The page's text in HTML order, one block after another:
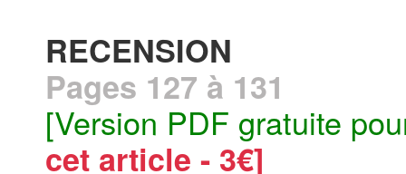
RECENSION
Pages 127 à 131
[Version PDF gratuite
cet article - 3€]